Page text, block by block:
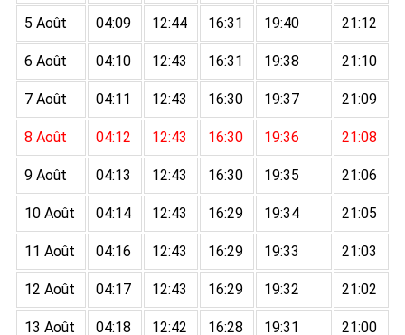
5 Août 04:09 12:44 16:31 19:40 21:12
6 Août 04:10 12:43 16:31 19:38 21:10
7 Août 04:11 12:43 16:30 19:37 21:09
8 Août 04:12 12:43 16:30 19:36 21:08
9 Août 04:13 12:43 16:30 19:35 21:06
10 Août 04:14 12:43 16:29 19:34 21:05
11 Août 04:16 12:43 16:29 19:33 21:03
12 Août 04:17 12:43 16:29 19:32 21:02
13 Août 04:18 12:42 16:28 19:31 21:00